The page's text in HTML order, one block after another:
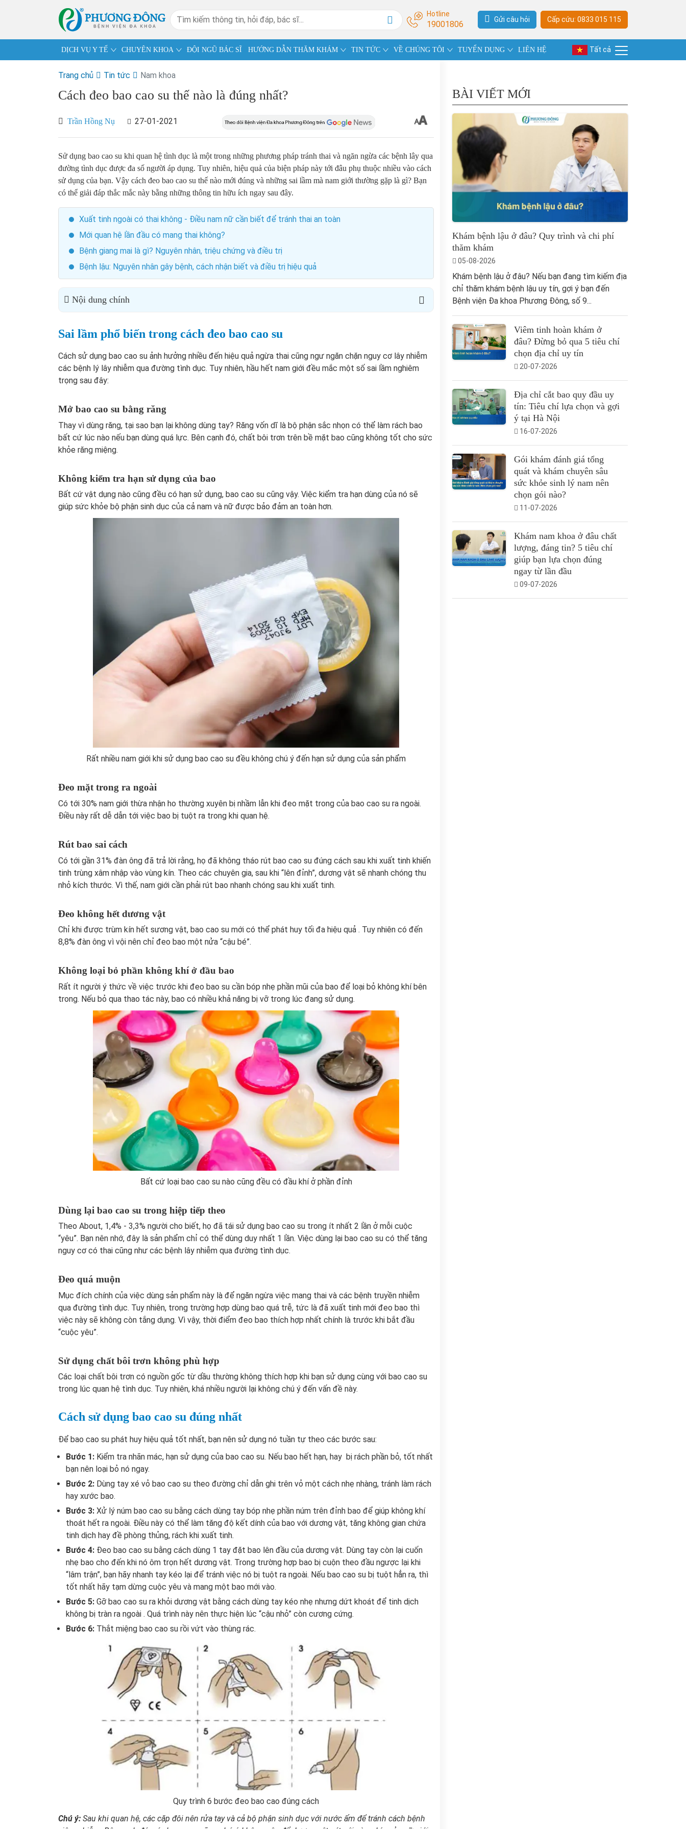
Hotline
19001806 Gửi câu hỏi Cấp cứu: 0833 015 115
DỊCH VỤ Y TẾ CHUYÊN KHOA ĐỘI NGŨ BÁC SĨ HƯỚNG DẪN THĂM KHÁM TIN TỨC VỀ CHÚNG TÔI TUYỂN DỤNG LIÊN HỆ Tất cả
Trang chủ Tin tức Nam khoa
Cách đeo bao cao su thế nào là đúng nhất?
Trần Hồng Nụ 27-01-2021
Sử dụng bao cao su khi quan hệ tình dục là một trong những phương pháp tránh thai và ngăn ngừa các bệnh lây qua
đường tình dục được đa số người áp dụng. Tuy nhiên, hiệu quả của biện pháp này tới đâu phụ thuộc nhiều vào cách
sử dụng của bạn. Vậy cách đeo bao cao su thế nào mới đúng và những sai lầm mà nam giới thường gặp là gì? Bạn
có thể giải đáp thắc mắc này bằng những thông tin hữu ích ngay sau đây.
Xuất tinh ngoài có thai không - Điều nam nữ cần biết để tránh thai an toàn
Mới quan hệ lần đầu có mang thai không?
Bệnh giang mai là gì? Nguyên nhân, triệu chứng và điều trị
Bệnh lậu: Nguyên nhân gây bệnh, cách nhận biết và điều trị hiệu quả
Nội dung chính
Sai lầm phổ biến trong cách đeo bao cao su
Cách sử dụng bao cao su ảnh hưởng nhiều đến hiệu quả ngừa thai cũng ngư ngăn chặn nguy cơ lây nhiễm
các bệnh lý lây nhiễm qua đường tình dục. Tuy nhiên, hầu hết nam giới đều mắc một số sai lầm nghiêm
trọng sau đây:
Mở bao cao su bằng răng
Thay vì dùng răng, tại sao bạn lại không dùng tay? Răng vốn dĩ là bộ phận sắc nhọn có thể làm rách bao
bất cứ lúc nào nếu bạn dùng quá lực. Bên cạnh đó, chất bôi trơn trên bề mặt bao cũng không tốt cho sức
khỏe răng miệng.
Không kiểm tra hạn sử dụng của bao
Bất cứ vật dụng nào cũng đều có hạn sử dụng, bao cao su cũng vậy. Việc kiểm tra hạn dùng của nó sẽ
giúp sức khỏe bộ phận sinh dục của cả nam và nữ được bảo đảm an toàn hơn.
Rất nhiều nam giới khi sử dụng bao cao su đều không chú ý đến hạn sử dụng của sản phẩm
Đeo mặt trong ra ngoài
Có tới 30% nam giới thừa nhận ho thường xuyên bị nhầm lẫn khi đeo mặt trong của bao cao su ra ngoài.
Điều này rất dễ dẫn tới việc bao bị tuột ra trong khi quan hệ.
Rút bao sai cách
Có tới gần 31% đàn ông đã trả lời rằng, họ đã không tháo rút bao cao su đúng cách sau khi xuất tinh khiến
tinh trùng xâm nhập vào vùng kín. Theo các chuyên gia, sau khi “lên đỉnh”, dương vật sẽ nhanh chóng thu
nhỏ kích thước. Vì thế, nam giới cần phải rút bao nhanh chóng sau khi xuất tinh.
Đeo không hết dương vật
Chỉ khi được trùm kín hết sương vật, bao cao su mới có thể phát huy tối đa hiệu quả . Tuy nhiên có đến
8,8% đàn ông vì vội nên chỉ đeo bao một nửa “cậu bé”.
Không loại bỏ phần không khí ở đầu bao
Rất ít người ý thức về việc trước khi đeo bao su cần bóp nhẹ phần mũi của bao để loại bỏ không khí bên
trong. Nếu bỏ qua thao tác này, bao có nhiều khả năng bị vỡ trong lúc đang sử dụng.
Bất cứ loại bao cao su nào cũng đều có đầu khí ở phần đỉnh
Dùng lại bao cao su trong hiệp tiếp theo
Theo About, 1,4% - 3,3% người cho biết, họ đã tái sử dụng bao cao su trong ít nhất 2 lần ở mỗi cuộc
“yêu”. Bạn nên nhớ, đây là sản phẩm chỉ có thể dùng duy nhất 1 lần. Việc dùng lại bao cao su có thể tăng
nguy cơ có thai cũng như các bệnh lây nhiễm qua đường tình dục.
Đeo quá muộn
Mục đích chính của việc dùng sản phẩm này là để ngăn ngừa việc mang thai và các bệnh truyền nhiễm
qua đường tình dục. Tuy nhiên, trong trường hợp dùng bao quá trễ, tức là đã xuất tinh mới đeo bao thì
việc này sẽ không còn tắng dụng. Vì vậy, thời điểm đeo bao thích hợp nhất chính là trước khi bắt đầu
“cuộc yêu”.
Sử dụng chất bôi trơn không phù hợp
Các loại chất bôi trơn có nguồn gốc từ dầu thường không thích hợp khi bạn sử dụng cùng với bao cao su
trong lúc quan hệ tình dục. Tuy nhiên, khá nhiều người lại không chú ý đến vấn đề này.
Cách sử dụng bao cao su đúng nhất
Để bao cao su phát huy hiệu quả tốt nhất, bạn nên sử dụng nó tuần tự theo các bước sau:
Bước 1: Kiểm tra nhãn mác, hạn sử dụng của bao cao su. Nếu bao hết hạn, hay bị rách phần bỏ, tốt nhất
bạn nên loại bỏ nó ngay.
Bước 2: Dùng tay xé vỏ bao cao su theo đường chỉ dẫn ghi trên vỏ một cách nhẹ nhàng, tránh làm rách
hay xước bao.
Bước 3: Xử lý núm bao cao su bằng cách dùng tay bóp nhẹ phần núm trên đỉnh bao để giúp không khí
thoát hết ra ngoài. Điều này có thể làm tăng độ kết dính của bao với dương vật, tăng không gian chứa
tinh dịch hay đề phòng thủng, rách khi xuất tinh.
Bước 4: Đeo bao cao su bằng cách dùng 1 tay đặt bao lên đầu của dương vật. Dùng tay còn lại cuốn
nhẹ bao cho đến khi nó ôm trọn hết dương vật. Trong trường hợp bao bị cuộn theo đầu ngược lại khi
“lâm trận”, bạn hãy nhanh tay kéo lại để tránh việc nó bị tuột ra ngoài. Nếu bao cao su bị tuột hẳn ra, thì
tốt nhất hãy tạm dừng cuộc yêu và mang một bao mới vào.
Bước 5: Gỡ bao cao su ra khỏi dương vật bằng cách dùng tay kéo nhẹ nhưng dứt khoát để tinh dịch
không bị tràn ra ngoài . Quá trình này nên thực hiện lúc “cậu nhỏ” còn cương cứng.
Bước 6: Thắt miệng bao cao su rồi vứt vào thùng rác.
Quy trình 6 bước đeo bao cao đúng cách
Chú ý: Sau khi quan hệ, các cặp đôi nên rửa tay và cả bộ phận sinh dục với nước ấm để tránh cách bệnh
BÀI VIẾT MỚI
Khám bệnh lậu ở đâu? Quy trình và chi phí
thăm khám
05-08-2026
Khám bệnh lậu ở đâu? Nếu bạn đang tìm kiếm địa
chỉ thăm khám bệnh lậu uy tín, gợi ý bạn đến
Bệnh viện Đa khoa Phương Đông, số 9...
Viêm tinh hoàn khám ở
đâu? Đừng bỏ qua 5 tiêu chí
chọn địa chỉ uy tín
20-07-2026
Địa chỉ cắt bao quy đầu uy
tín: Tiêu chí lựa chọn và gợi
ý tại Hà Nội
16-07-2026
Gói khám đánh giá tổng
quát và khám chuyên sâu
sức khỏe sinh lý nam nên
chọn gói nào?
11-07-2026
Khám nam khoa ở đâu chất
lượng, đáng tin? 5 tiêu chí
giúp bạn lựa chọn đúng
ngay từ lần đầu
09-07-2026